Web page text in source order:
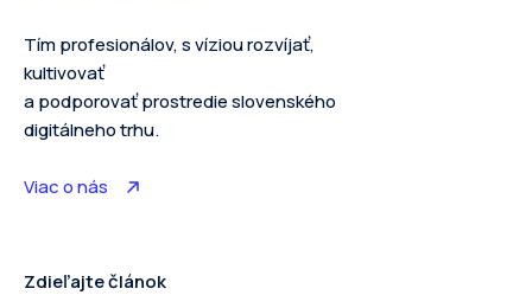
Tím profesionálov, s víziou rozvíjať,
kultivovať
a podporovať prostredie slovenského
digitálneho trhu.
Viac o nás
Zdieľajte článok